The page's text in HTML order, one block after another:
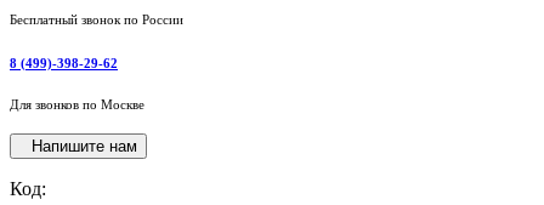
Бесплатный звонок по России
8 (499)-398-29-62
Для звонков по Москве
Напишите нам
Код: